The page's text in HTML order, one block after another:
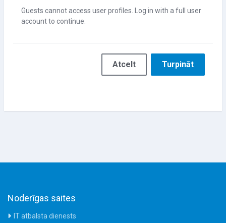
Guests cannot access user profiles. Log in with a full user
account to continue.
Atcelt Turpināt
Noderīgas saites
IT atbalsta dienests